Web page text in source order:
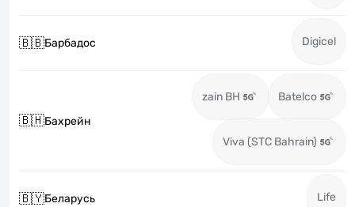
🇧🇧Барбадос Digicel
🇧🇭Бахрейн
zain BH Batelco
Viva (STC Bahrain)
🇧🇾Беларусь Life